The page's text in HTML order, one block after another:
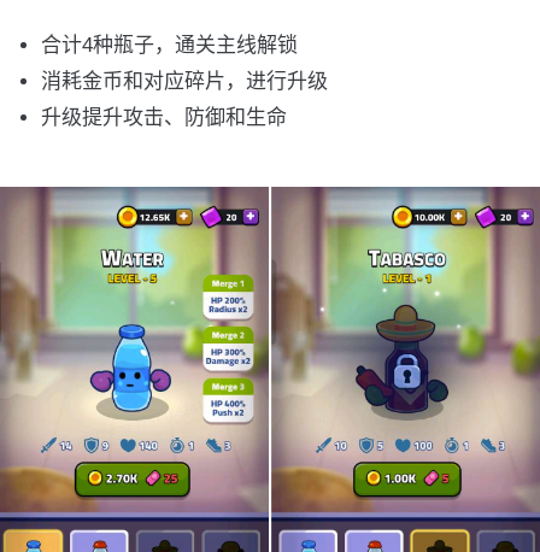
合计4种瓶子，通关主线解锁
消耗金币和对应碎片，进行升级
升级提升攻击、防御和生命